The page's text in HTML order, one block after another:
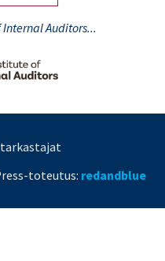
Auditors...
tarkastajat
toteutus: redandblue